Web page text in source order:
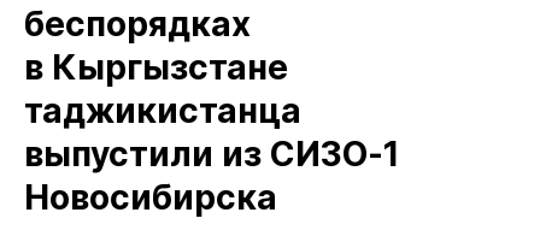
беспорядках
в Кыргызстане
таджикистанца
выпустили из СИЗО‑1
Новосибирска